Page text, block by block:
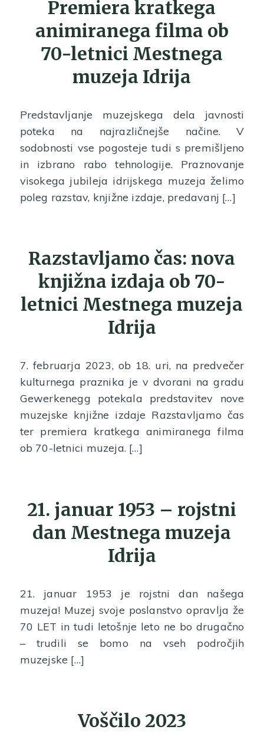
Premiera kratkega
animiranega filma ob
70-letnici Mestnega
muzeja Idrija
Predstavljanje muzejskega dela javnosti
poteka na najrazličnejše načine. V
sodobnosti vse pogosteje tudi s premišljeno
in izbrano rabo tehnologije. Praznovanje
visokega jubileja idrijskega muzeja želimo
poleg razstav, knjižne izdaje, predavanj […]
Razstavljamo čas: nova
knjižna izdaja ob 70-
letnici Mestnega muzeja
Idrija
7. februarja 2023, ob 18. uri, na predvečer
kulturnega praznika je v dvorani na gradu
Gewerkenegg potekala predstavitev nove
muzejske knjižne izdaje Razstavljamo čas
ter premiera kratkega animiranega filma
ob 70-letnici muzeja. […]
21. januar 1953 – rojstni
dan Mestnega muzeja
Idrija
21. januar 1953 je rojstni dan našega
muzeja! Muzej svoje poslanstvo opravlja že
70 LET in tudi letošnje leto ne bo drugačno
– trudili se bomo na vseh področjih
muzejske […]
Voščilo 2023